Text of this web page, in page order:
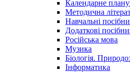
Календарне
Методична
Навчальні
Додаткові
Російська мова
Музика
Біологія.
Інформатика